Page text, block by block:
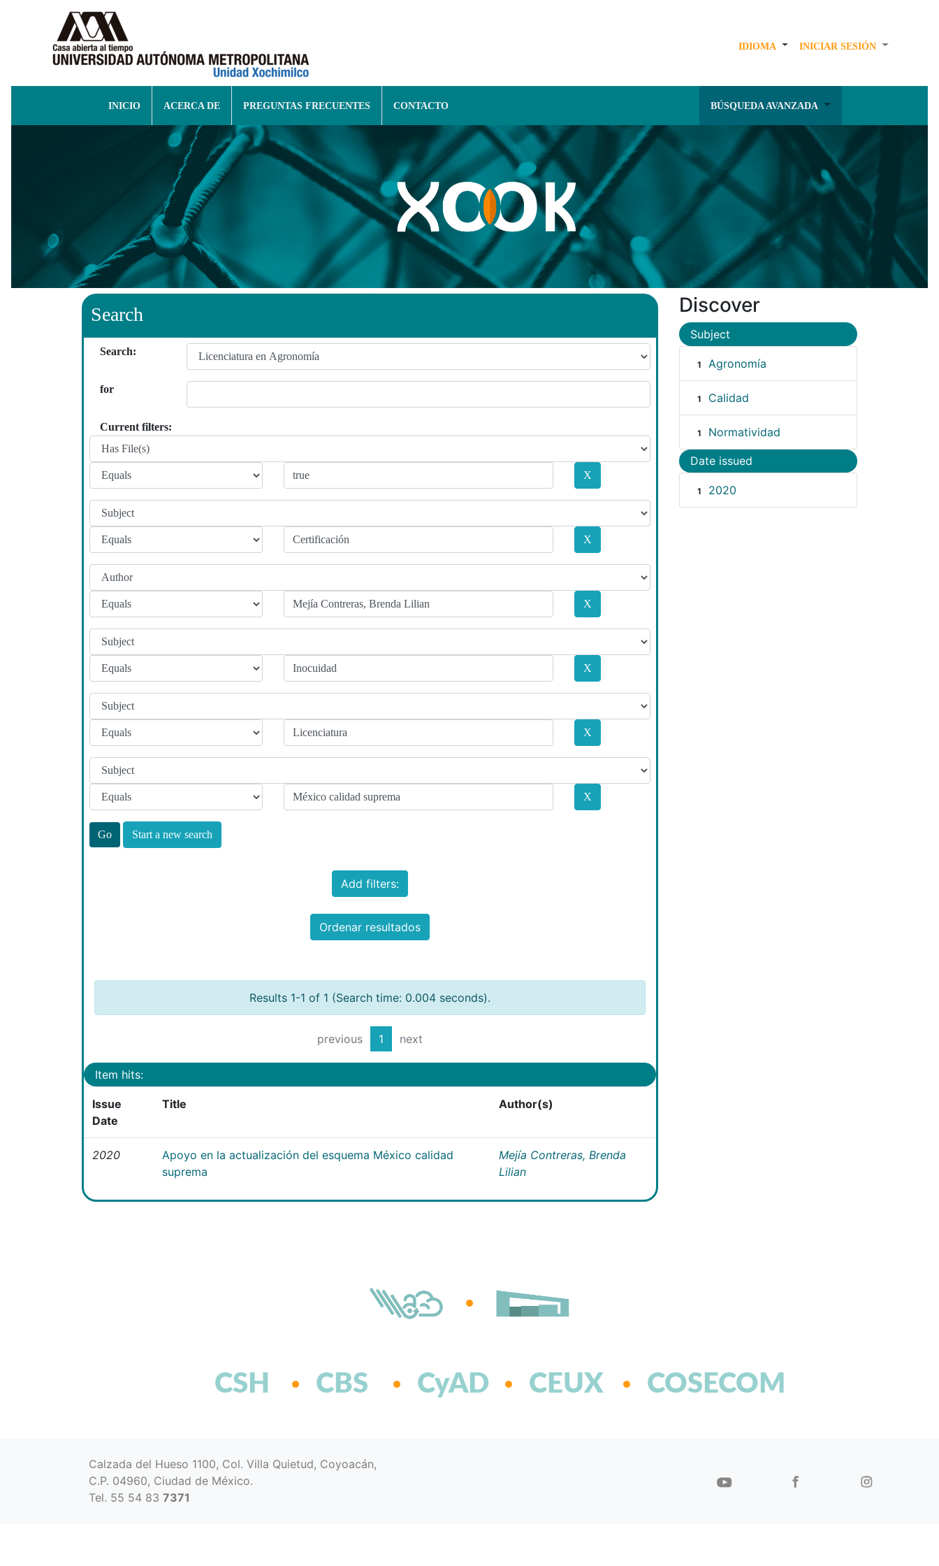
IDIOMA INICIAR SESIÓN
INICIO ACERCA DE PREGUNTAS FRECUENTES CONTACTO BÚSQUEDA AVANZADA
Search
Search:
for
Current filters:
Start a new search
Add filters:
Ordenar resultados
Results 1-1 of 1 (Search time: 0.004 seconds).
previous 1 next
Item hits:
Issue
Date
Title Author(s)
2020
Apoyo en la actualización del esquema México calidad
suprema
Mejía Contreras, Brenda
Lilian
Discover
Subject
1 Agronomía
1 Calidad
1 Normatividad
Date issued
1 2020
CSH CBS CyAD CEUX COSECOM
Calzada del Hueso 1100, Col. Villa Quietud, Coyoacán,
C.P. 04960, Ciudad de México.
Tel. 55 54 83 7371